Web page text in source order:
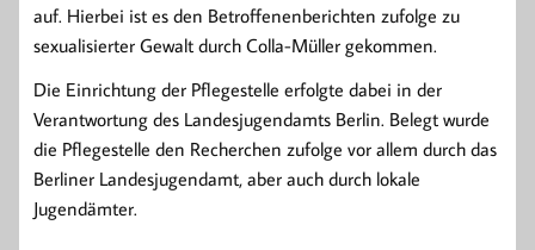
auf. Hierbei ist es den Betroffenenberichten zufolge zu
sexualisierter Gewalt durch Colla-Müller gekommen.
Die Einrichtung der Pflegestelle erfolgte dabei in der
Verantwortung des Landesjugendamts Berlin. Belegt wurde
die Pflegestelle den Recherchen zufolge vor allem durch das
Berliner Landesjugendamt, aber auch durch lokale
Jugendämter.